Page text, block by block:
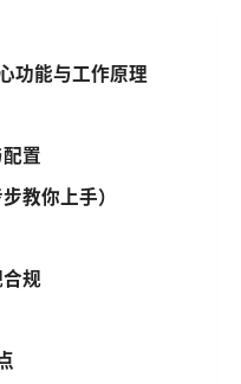
功能与工作原理
置
教你上手）
规